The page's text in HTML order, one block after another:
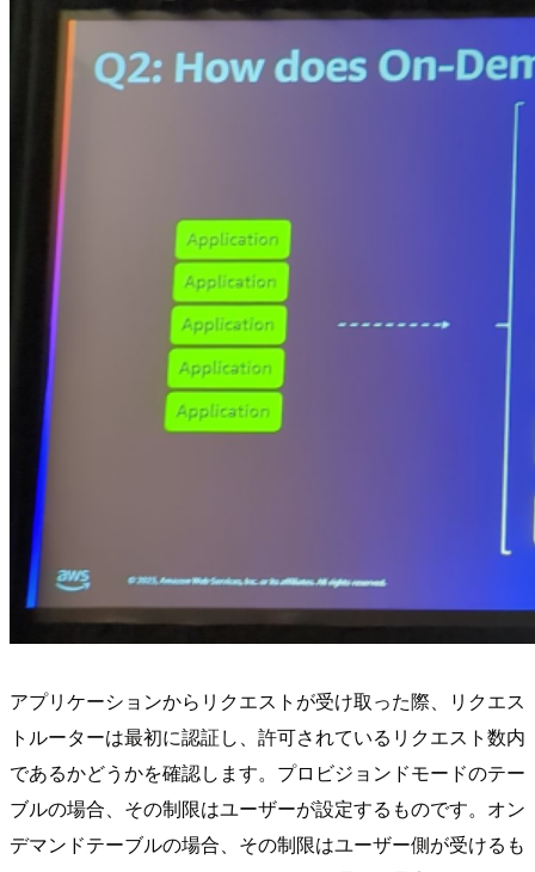
アプリケーションからリクエストが受け取った際、リクエス
トルーターは最初に認証し、許可されているリクエスト数内
であるかどうかを確認します。プロビジョンドモードのテー
ブルの場合、その制限はユーザーが設定するものです。オン
デマンドテーブルの場合、その制限はユーザー側が受けるも